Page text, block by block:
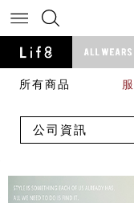
所有商品
公司資訊